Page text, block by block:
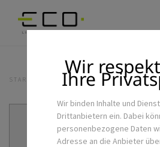
STARTSEITE LED-FLEXSTRIPS &
Wir
Ihre
Wir binden Inhalte und
Drittanbietern ein. Dabei
personenbezogene Daten
Adresse an die Anbieter